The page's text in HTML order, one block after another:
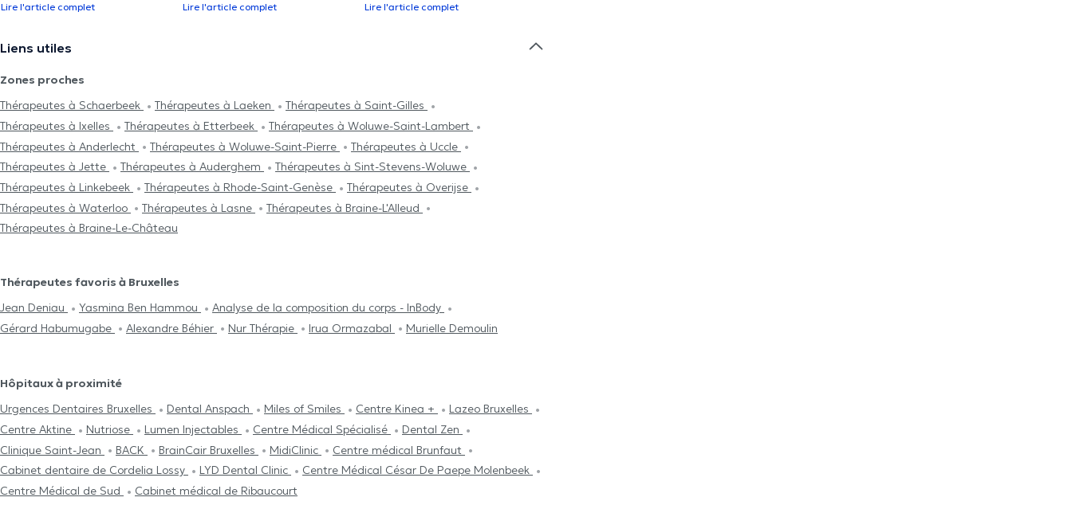
Lire l'article complet Lire l'article complet Lire l'article complet
Liens utiles
Zones proches
Thérapeutes à Schaerbeek
Thérapeutes à Laeken
Thérapeutes à Saint-Gilles
Thérapeutes à Ixelles
Thérapeutes à Etterbeek
Thérapeutes à Woluwe-Saint-Lambert
Thérapeutes à Anderlecht
Thérapeutes à Woluwe-Saint-Pierre
Thérapeutes à Uccle
Thérapeutes à Jette
Thérapeutes à Auderghem
Thérapeutes à Sint-Stevens-Woluwe
Thérapeutes à Linkebeek
Thérapeutes à Rhode-Saint-Genèse
Thérapeutes à Overijse
Thérapeutes à Waterloo
Thérapeutes à Lasne
Thérapeutes à Braine-L'Alleud
Thérapeutes à Braine-Le-Château
Thérapeutes favoris à Bruxelles
Jean Deniau
Yasmina Ben Hammou
Analyse de la composition du corps - InBody
Gérard Habumugabe
Alexandre Béhier Nur Thérapie Irua Ormazabal Murielle Demoulin
Hôpitaux à proximité
Urgences Dentaires Bruxelles
Dental Anspach Miles of Smiles Centre Kinea +
Lazeo Bruxelles
Centre Aktine
Nutriose Lumen Injectables Centre Médical Spécialisé
Dental Zen
Clinique Saint-Jean
BACK BrainCair Bruxelles MidiClinic
Centre médical Brunfaut
Cabinet dentaire de Cordelia Lossy
LYD Dental Clinic
Centre Médical César De Paepe Molenbeek
Centre Médical de Sud
Cabinet médical de Ribaucourt